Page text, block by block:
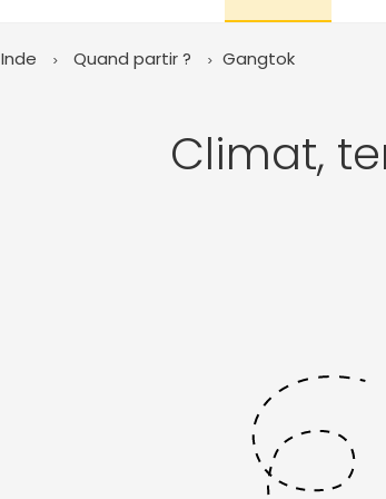
Inde Quand partir ? Gangtok
Climat,